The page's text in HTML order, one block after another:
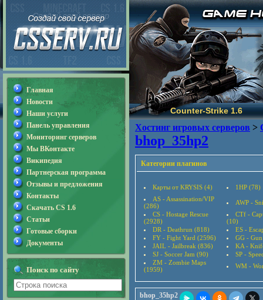
Counter-Strike 1.6
Хостинг игровых серверов >
bhop_35hp2
Категории плагинов
Карты от KRYSIS (4)
1HP (78)
AS - Assassination/VIP
(286)
AWP -
CS - Hostage Rescue
(2928)
CTf -
(10)
DR - Deathrun (818)
ES -
FY - Fight Yard (2596)
GG -
JAIL - Jailbreak (836)
KA -
SJ - Soccer Jam (90)
SP -
ZM - Zombie Maps
(1959)
WM -
bhop_35hp2
Главная
Новости
Наши услуги
Панель управления
Мониторинг серверов
Мы ВКонтакте
Википедия
Партнерская программа
Отзывы и предложения
Контакты
Скачать CS 1.6
Статьи
Готовые сборки
Документы
Поиск по сайту